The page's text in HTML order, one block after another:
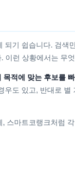
기 쉽습니다. 검색
이런 상황에서는 무
목적에 맞는 후보를
도 있고, 반대로
스마트코랭크처럼